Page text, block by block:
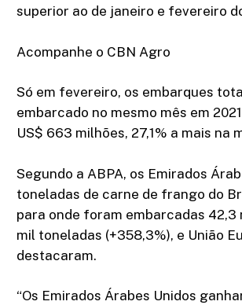
superior ao de janeiro e fevereiro
Acompanhe o CBN Agro
Só em fevereiro, os embarques
embarcado no mesmo mês em
US$ 663 milhões, 27,1% a mais na
Segundo a ABPA, os Emirados
toneladas de carne de frango do
para onde foram embarcadas 42,3
mil toneladas (+358,3%), e União
destacaram.
“Os Emirados Árabes Unidos